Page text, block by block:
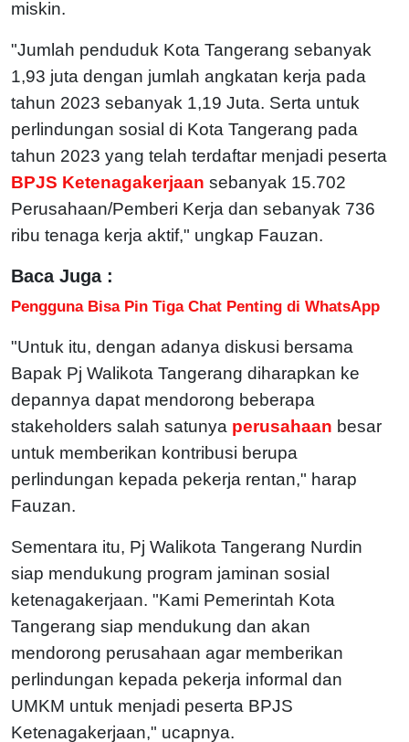
miskin.
"Jumlah penduduk Kota Tangerang sebanyak
1,93 juta dengan jumlah angkatan kerja pada
tahun 2023 sebanyak 1,19 Juta. Serta untuk
perlindungan sosial di Kota Tangerang pada
tahun 2023 yang telah terdaftar menjadi peserta
BPJS Ketenagakerjaan sebanyak 15.702
Perusahaan/Pemberi Kerja dan sebanyak 736
ribu tenaga kerja aktif," ungkap Fauzan.
Baca Juga :
Pengguna Bisa Pin Tiga Chat Penting di WhatsApp
"Untuk itu, dengan adanya diskusi bersama
Bapak Pj Walikota Tangerang diharapkan ke
depannya dapat mendorong beberapa
stakeholders salah satunya perusahaan besar
untuk memberikan kontribusi berupa
perlindungan kepada pekerja rentan," harap
Fauzan.
Sementara itu, Pj Walikota Tangerang Nurdin
siap mendukung program jaminan sosial
ketenagakerjaan. "Kami Pemerintah Kota
Tangerang siap mendukung dan akan
mendorong perusahaan agar memberikan
perlindungan kepada pekerja informal dan
UMKM untuk menjadi peserta BPJS
Ketenagakerjaan," ucapnya.